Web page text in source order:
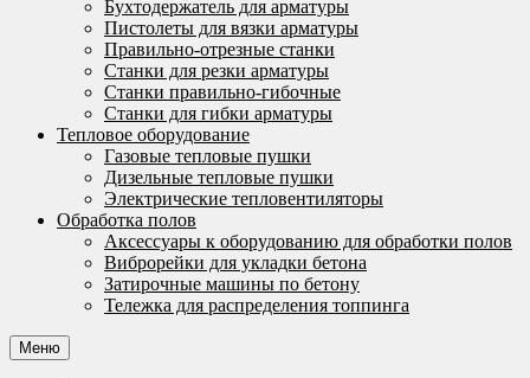
Бухтодержатель для арматуры
Пистолеты для вязки арматуры
Правильно-отрезные станки
Станки для резки арматуры
Станки правильно-гибочные
Станки для гибки арматуры
Тепловое оборудование
Газовые тепловые пушки
Дизельные тепловые пушки
Электрические тепловентиляторы
Обработка полов
Аксессуары к оборудованию для обработки полов
Виброрейки для укладки бетона
Затирочные машины по бетону
Тележка для распределения топпинга
Меню